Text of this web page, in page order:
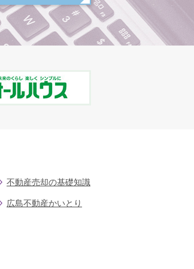
不動産売却の基礎知識
広島不動産かいとり